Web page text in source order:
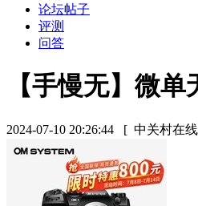
论坛帖子
评测
问答
【手慢无】微
2024-07-10 20:26:44 [ 中关村在